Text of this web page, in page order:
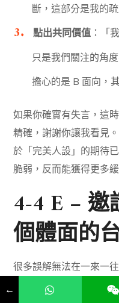
斷，這部分是我的疏
點出共同價值：「
只是我們關注的角
擔心的是 B 面向，
如果你確實有失言，這
精確，謝謝你讓我看見
於「完美人設」的期待
脆弱，反而能獲得更多
4-4 E –
個體面的
很多誤解無法在一來一
的動線設計好，讓對方
←